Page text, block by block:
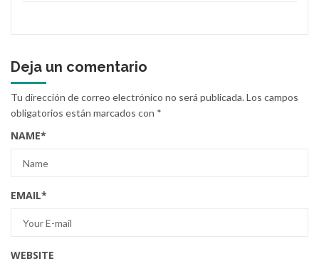
Deja un comentario
Tu dirección de correo electrónico no será publicada.Los campos
obligatorios están marcados con *
NAME*
EMAIL*
WEBSITE